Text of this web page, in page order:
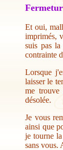
Et oui,
imprimés,
suis pas
contrainte
Lorsque
laisser le
me trouve
désolée.
Je vous
ainsi que
je tourne
sans vous.